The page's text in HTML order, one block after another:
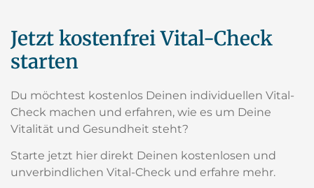
Jetzt kostenfrei Vital-Check
starten
Du möchtest kostenlos Deinen individuellen Vital-
Check machen und erfahren, wie es um Deine
Vitalität und Gesundheit steht?
Starte jetzt hier direkt Deinen kostenlosen und
unverbindlichen Vital-Check und erfahre mehr.